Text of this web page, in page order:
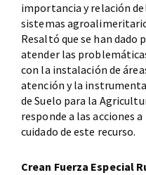
importancia y relación
sistemas
Resaltó que se han dado
atender las
con la instalación de
atención y la
de Suelo para la
responde a las acciones
cuidado de este recurso.
Crean Fuerza Especial